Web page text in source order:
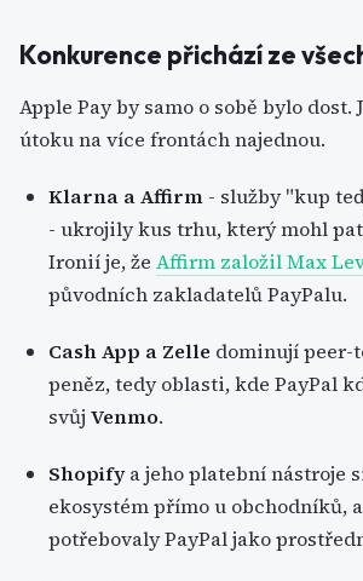
Konkurence přichází ze
Apple Pay by samo o sobě bylo dost.
útoku na více frontách najednou.
Klarna a Affirm - služby "kup
- ukrojily kus trhu, který mohl
Ironií je, že Affirm založil Max
původních zakladatelů PayPalu.
Cash App a Zelle dominují peer-
peněz, tedy oblasti, kde PayPal
svůj Venmo.
Shopifya jeho platební nástroje
ekosystém přímo u obchodníků,
potřebovaly PayPal jako